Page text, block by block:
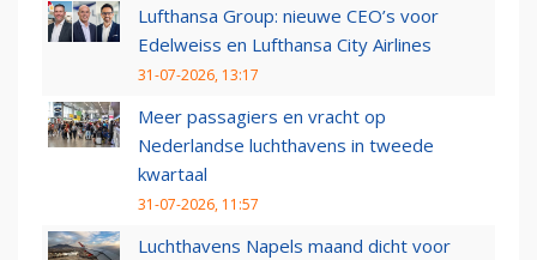
Lufthansa Group: nieuwe CEO’s voor
Edelweiss en Lufthansa City Airlines
31-07-2026, 13:17
Meer passagiers en vracht op
Nederlandse luchthavens in tweede
kwartaal
31-07-2026, 11:57
Luchthavens Napels maand dicht voor